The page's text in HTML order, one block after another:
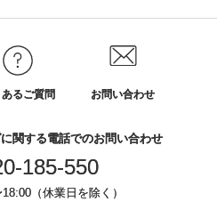
あるご質問 お問い合わせ
関する電話でのお問い合わせ
185-550
（休業日を除く）